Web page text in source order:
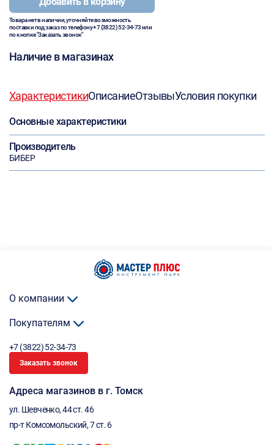
Товара нет в наличии, уточняйте возможность
поставки под заказ по телефону+7 (3822) 52-34-73или
по кнопке "Заказать звонок"
Наличие в магазинах
ХарактеристикиОписаниеОтзывыУсловия покупки
Основные характеристики
Производитель
БИБЕР
О компании
Покупателям
+7 (3822) 52-34-73
Заказать звонок
Адреса магазинов в г. Томск
ул. Шевченко, 44 ст. 46
пр-т Комсомольский, 7 ст. 6